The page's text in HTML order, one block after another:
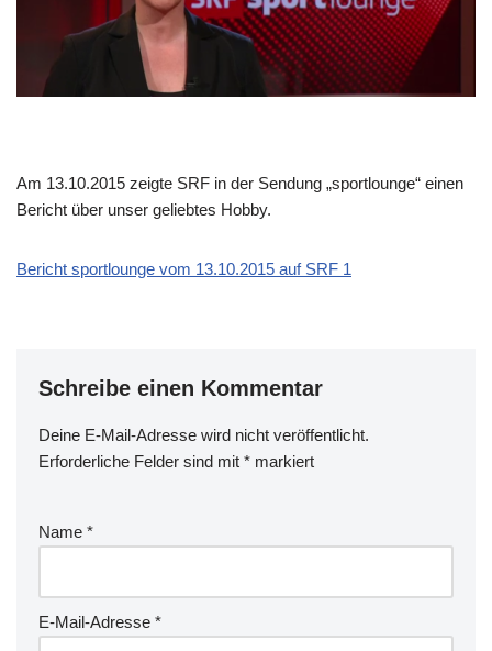
Am 13.10.2015 zeigte SRF in der Sendung „sportlounge“ einen
Bericht über unser geliebtes Hobby.
Bericht sportlounge vom 13.10.2015 auf SRF 1
Schreibe einen Kommentar
Deine E-Mail-Adresse wird nicht veröffentlicht.
Erforderliche Felder sind mit * markiert
Name *
E-Mail-Adresse *